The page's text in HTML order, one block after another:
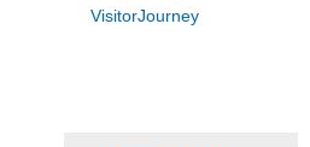
VisitorJourney